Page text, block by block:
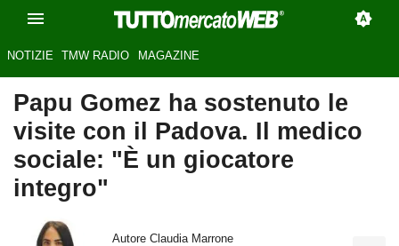
NOTIZIE TMW RADIO MAGAZINE
Papu Gomez ha sostenuto le
visite con il Padova. Il medico
sociale: "È un giocatore
integro"
Autore Claudia Marrone